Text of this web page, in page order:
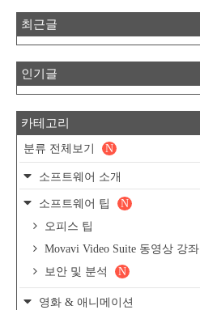
최근글
인기글
카테고리
분류 전체보기 N
소프트웨어 소개
소프트웨어 팁
N
오피스 팁
Movavi Video Suite 동영상 강좌
보안 및 분석
N
영화 & 애니메이션